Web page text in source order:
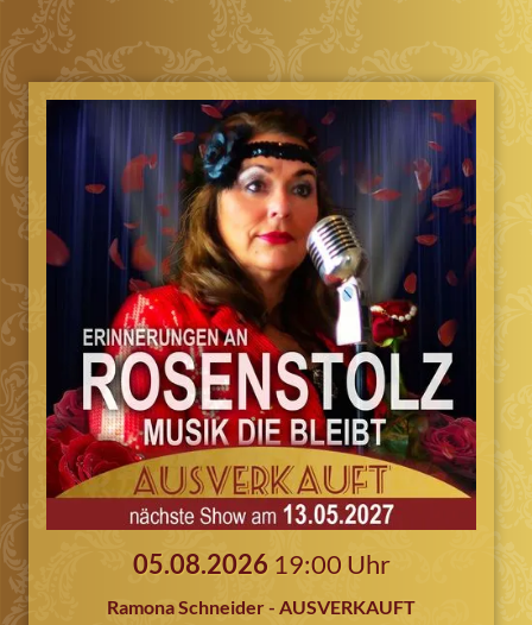
05.08.2026 19:00 Uhr
Ramona Schneider - AUSVERKAUFT